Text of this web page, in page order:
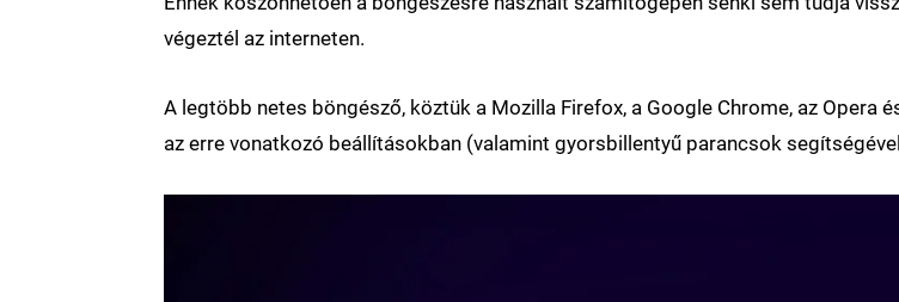
végeztél az interneten.
A legtöbb netes böngésző, köztük a Mozilla Firefox, a Google Chrome, az
az erre vonatkozó beállításokban (valamint gyorsbillentyű parancsok